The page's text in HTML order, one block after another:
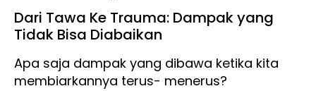
Dari Tawa Ke Trauma: Dampak yang
Tidak Bisa Diabaikan
Apa saja dampak yang dibawa ketika kita
membiarkannya terus- menerus?